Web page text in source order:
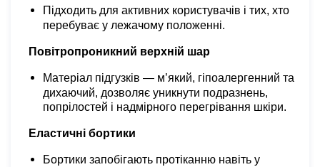
Підходить для активних користувачів і тих, хто
перебуває у лежачому положенні.
Повітропроникний верхній шар
Матеріал підгузків — м’який, гіпоалергенний та
дихаючий, дозволяє уникнути подразнень,
попрілостей і надмірного перегрівання шкіри.
Еластичні бортики
Бортики запобігають протіканню навіть у